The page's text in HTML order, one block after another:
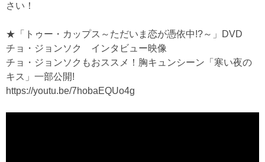
さい！
★「トゥー・カップス～ただいま恋が憑依中!?～」DVD
チョ・ジョンソク インタビュー映像
チョ・ジョンソクもおススメ！胸キュンシーン「寒い夜の
キス」一部公開!
https://youtu.be/7hobaEQUo4g